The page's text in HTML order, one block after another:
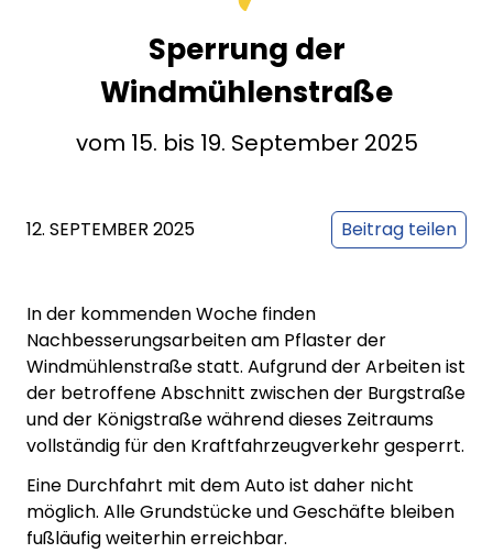
Sperrung der
Windmühlenstraße
vom 15. bis 19. September 2025
12. SEPTEMBER 2025 Beitrag teilen
In der kommenden Woche finden
Nachbesserungsarbeiten am Pflaster der
Windmühlenstraße statt. Aufgrund der Arbeiten ist
der betroffene Abschnitt zwischen der Burgstraße
und der Königstraße während dieses Zeitraums
vollständig für den Kraftfahrzeugverkehr gesperrt.
Eine Durchfahrt mit dem Auto ist daher nicht
möglich. Alle Grundstücke und Geschäfte bleiben
fußläufig weiterhin erreichbar.